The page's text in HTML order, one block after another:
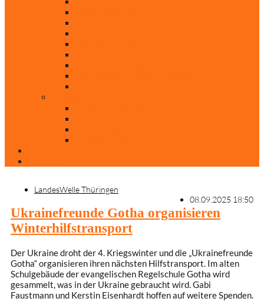
LandesWelle Thüringen
08.09.2025 18:50
Ukrainefreunde Gotha organisieren
Winterhilfstransport
Der Ukraine droht der 4. Kriegswinter und die „Ukrainefreunde
Gotha“ organisieren ihren nächsten Hilfstransport. Im alten
Schulgebäude der evangelischen Regelschule Gotha wird
gesammelt, was in der Ukraine gebraucht wird. Gabi
Faustmann und Kerstin Eisenhardt hoffen auf weitere Spenden.